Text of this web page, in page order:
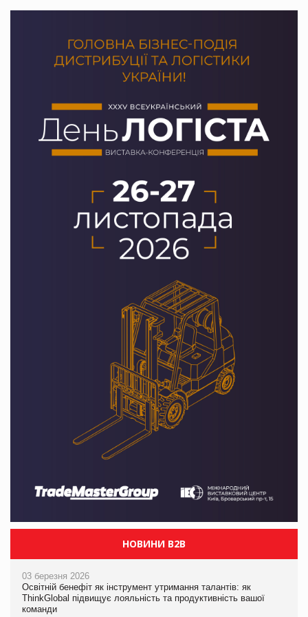
НОВИНИ B2B
03 березня 2026
Освітній бенефіт як інструмент утримання талантів: як
ThinkGlobal підвищує лояльність та продуктивність вашої
команди